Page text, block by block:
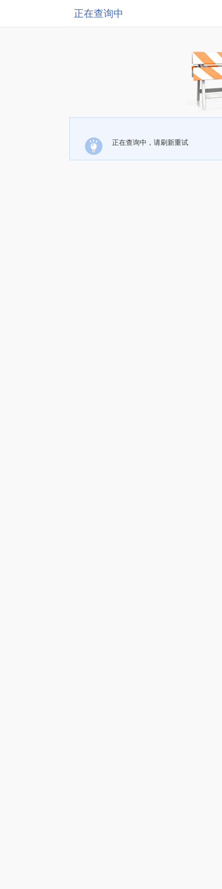
正在查询中
正在查询中，请刷新重试